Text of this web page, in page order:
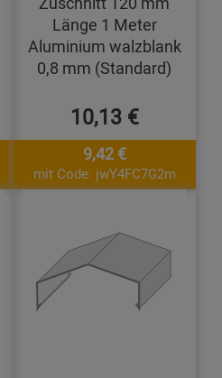
Länge 1 Meter
Aluminium walzblank
0,8 mm (Standard)
10,13 €
9,42 €
mit Code: jwY4FC7G2m